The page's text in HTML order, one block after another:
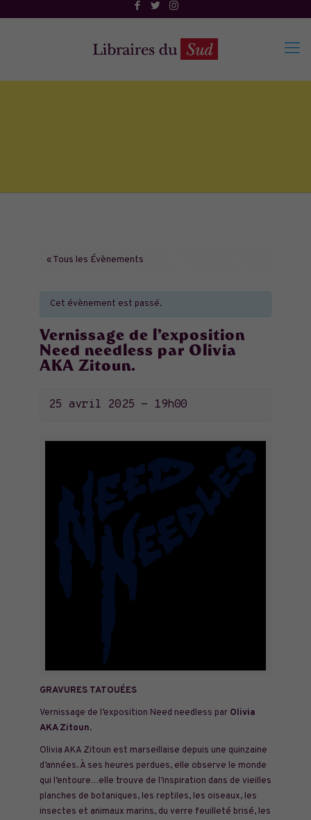
« Tous les Évènements
Cet évènement est passé.
Vernissage de l’exposition
Need needless par Olivia
AKA Zitoun.
25 avril 2025 - 19h00
GRAVURES TATOUÉES
Vernissage de l’exposition Need needless parOlivia
AKA Zitoun.
Olivia AKA Zitoun est marseillaise depuis une quinzaine
d’années. À ses heures perdues, elle observe le monde
qui l’entoure…elle trouve de l’inspiration dans de vieilles
planches de botaniques, les reptiles, les oiseaux, les
insectes et animaux marins, du verre feuilleté brisé, les